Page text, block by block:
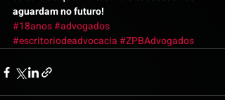
aguardam no futuro!
#18anos#advogados
#escritoriodeadvocacia#ZPBAdvogados